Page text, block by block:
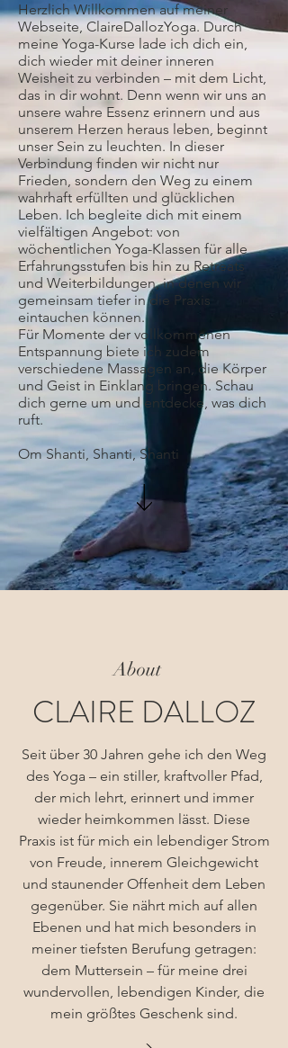
Herzlich Willkommen auf meiner
Webseite, ClaireDallozYoga. Durch
meine Yoga-Kurse lade ich dich ein,
dich wieder mit deiner inneren
Weisheit zu verbinden – mit dem Licht,
das in dir wohnt. Denn wenn wir uns an
unsere wahre Essenz erinnern und aus
unserem Herzen heraus leben, beginnt
unser Sein zu leuchten. In dieser
Verbindung finden wir nicht nur
Frieden, sondern den Weg zu einem
wahrhaft erfüllten und glücklichen
Leben. Ich begleite dich mit einem
vielfältigen Angebot: von
wöchentlichen Yoga-Klassen für alle
Erfahrungsstufen bis hin zu Retreats
und Weiterbildungen, in denen wir
gemeinsam tiefer in die Praxis
eintauchen können.
Für Momente der vollkommenen
Entspannung biete ich zudem
verschiedene Massagen an, die Körper
und Geist in Einklang bringen. Schau
dich gerne um und entdecke, was dich
ruft.
Om Shanti, Shanti, Shanti
About
CLAIRE DALLOZ
Seit über 30 Jahren gehe ich den Weg
des Yoga – ein stiller, kraftvoller Pfad,
der mich lehrt, erinnert und immer
wieder heimkommen lässt. Diese
Praxis ist für mich ein lebendiger Strom
von Freude, innerem Gleichgewicht
und staunender Offenheit dem Leben
gegenüber. Sie nährt mich auf allen
Ebenen und hat mich besonders in
meiner tiefsten Berufung getragen:
dem Muttersein – für meine drei
wundervollen, lebendigen Kinder, die
mein größtes Geschenk sind.